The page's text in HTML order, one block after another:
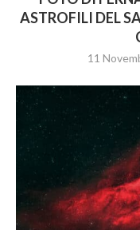
ASTROFILI DEL
11